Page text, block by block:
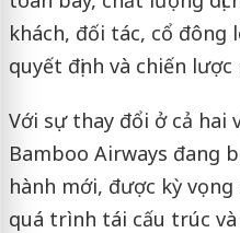
khách, đối tác, cổ đông
quyết định và chiến
Với sự thay đổi ở cả hai
Bamboo Airways đang
hành mới, được kỳ
quá trình tái cấu trúc